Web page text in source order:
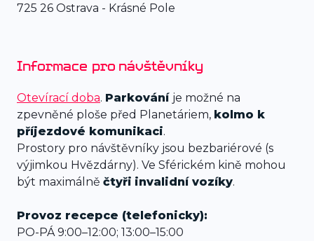
725 26 Ostrava - Krásné Pole
Informace pro návštěvníky
Otevírací doba. Parkování je možné na
zpevněné ploše před Planetáriem, kolmo k
příjezdové komunikaci.
Prostory pro návštěvníky jsou bezbariérové (s
výjimkou Hvězdárny). Ve Sférickém kině mohou
být maximálně čtyři invalidní vozíky.
Provoz recepce (telefonicky):
PO-PÁ 9:00–12:00; 13:00–15:00